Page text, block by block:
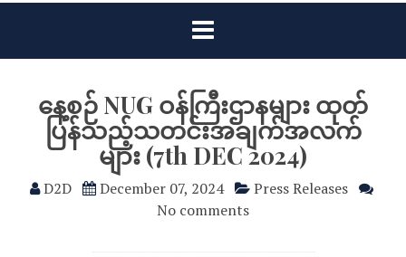
နေ့စဉ် NUG ဝန်ကြီးဌာနများ ထုတ်
ပြန်သည့်သတင်းအချက်အလက်
များ (7th DEC 2024)
D2D December 07, 2024
Press Releases
No comments